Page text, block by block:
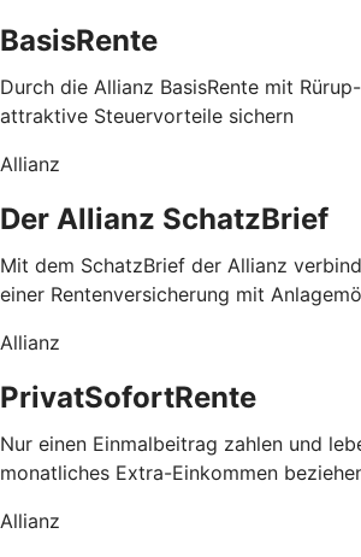
BasisRente
Durch die Allianz BasisRente mit
attraktive Steuervorteile sichern
Allianz
Der Allianz SchatzBrief
Mit dem SchatzBrief der Allianz
einer Rentenversicherung mit
Allianz
PrivatSofortRente
Nur einen Einmalbeitrag zahlen und
monatliches Extra-Einkommen
Allianz